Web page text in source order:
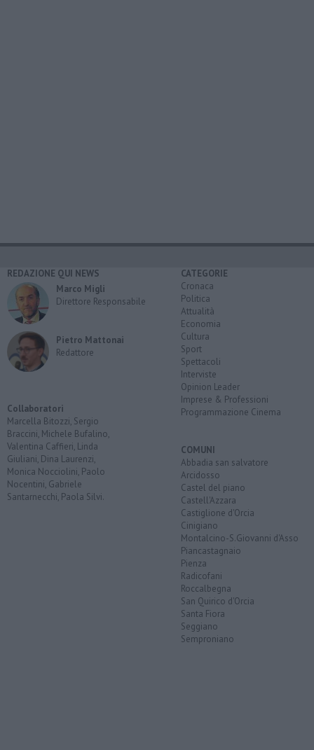
REDAZIONE QUI NEWS
Marco Migli
Direttore Responsabile
Pietro Mattonai
Redattore
Collaboratori
Marcella Bitozzi, Sergio
Braccini, Michele Bufalino,
Valentina Caffieri, Linda
Giuliani, Dina Laurenzi,
Monica Nocciolini, Paolo
Nocentini, Gabriele
Santarnecchi, Paola Silvi.
CATEGORIE
Cronaca
Politica
Attualità
Economia
Cultura
Sport
Spettacoli
Interviste
Opinion Leader
Imprese & Professioni
Programmazione Cinema
COMUNI
Abbadia san salvatore
Arcidosso
Castel del piano
Castell'Azzara
Castiglione d'Orcia
Cinigiano
Montalcino-S.Giovanni d'Asso
Piancastagnaio
Pienza
Radicofani
Roccalbegna
San Quirico d'Orcia
Santa Fiora
Seggiano
Semproniano